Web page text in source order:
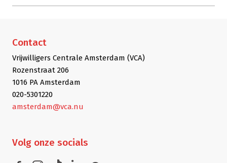
Contact
Vrijwilligers Centrale Amsterdam (VCA)
Rozenstraat 206
1016 PA Amsterdam
020-5301220
amsterdam@vca.nu
Volg onze socials